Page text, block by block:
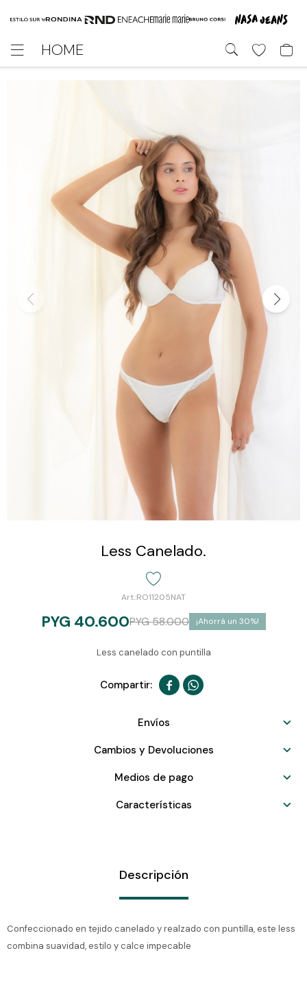
HOME

Less Canelado.
RO11205NAT
PYG 40.600PYG58.000 30
Less canelado con puntilla
 
Envíos
Cambios y Devoluciones
Medios de pago
Características
Descripción
Confeccionado en tejido canelado y realzado con puntilla, este less
combina suavidad, estilo y calce impecable